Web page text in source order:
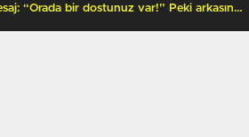
Beyaz Saray’dan Orta Asya’ya şok mesaj: “Orada bir dostunuz var!” Peki arkasında ne var?